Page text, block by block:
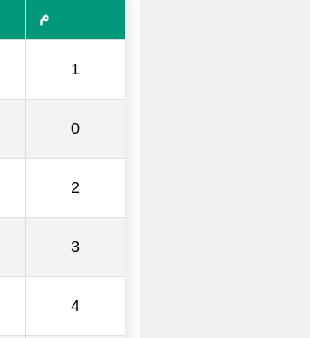
م
1
0
2
3
4